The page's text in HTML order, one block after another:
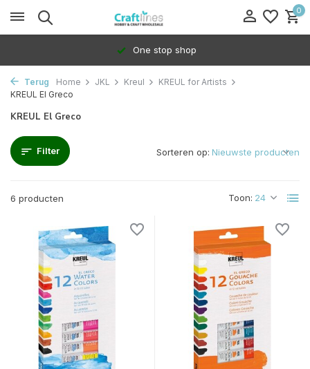
0
One stop shop
Terug Home JKL Kreul
KREUL for Artists
KREUL El Greco
KREUL El Greco
Filter
6 producten Toon:
Sorteren op: